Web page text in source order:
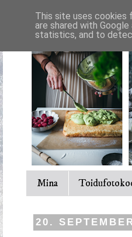
Mina
20.
This site uses cookies
are shared with
statistics, and to